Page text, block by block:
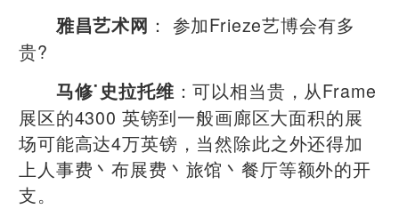
雅昌艺术网 ： 参加Frieze艺博会有多
贵?
马修˙史拉托维：可以相当贵，从Frame
展区的4300 英镑到一般画廊区大面积的展
场可能高达4万英镑，当然除此之外还得加
上人事费丶布展费丶旅馆丶餐厅等额外的开
支。